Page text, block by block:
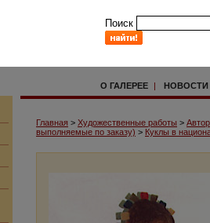
Поиск
О ГАЛЕРЕЕ | НОВОСТИ
Главная > Художественные работы >
выполняемые по заказу) > Куклы в